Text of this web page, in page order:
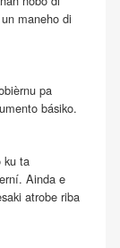
maneho di
pa
básiko.
ku ta
Ainda e
atrobe riba